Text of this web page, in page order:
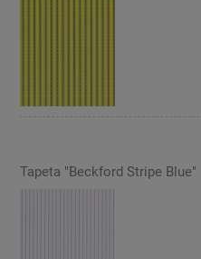
Tapeta "Beckford Stripe Blue"